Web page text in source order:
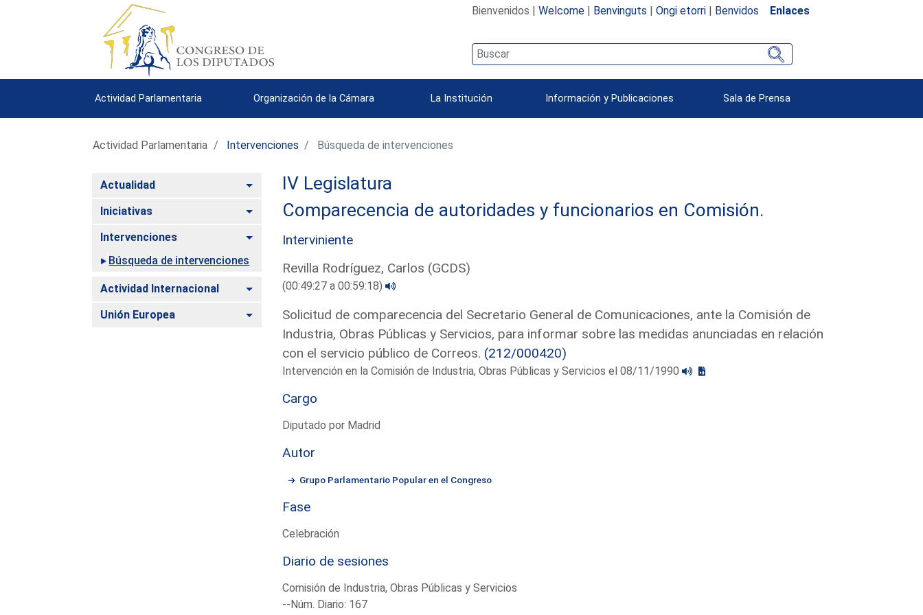
Bienvenidos | Welcome| Benvinguts | Ongi etorri| Benvidos Enlaces
Actividad Parlamentaria Organización de la Cámara La Institución Información y Publicaciones Sala de Prensa
Actividad Parlamentaria Intervenciones Búsqueda de intervenciones
Actualidad Alternar
Iniciativas Alternar
Intervenciones
Alternar
Búsqueda de intervenciones
Actividad Internacional Alternar
Unión Europea Alternar
IV Legislatura
Comparecencia de autoridades y funcionarios en Comisión.
Interviniente
Revilla Rodríguez, Carlos (GCDS)
(00:49:27 a 00:59:18)
Solicitud de comparecencia del Secretario General de Comunicaciones, ante la Comisión de
Industria, Obras Públicas y Servicios, para informar sobre las medidas anunciadas en relación
con el servicio público de Correos. (212/000420)
Intervención en la Comisión de Industria, Obras Públicas y Servicios el 08/11/1990
Cargo
Diputado por Madrid
Autor
Grupo Parlamentario Popular en el Congreso
Fase
Celebración
Diario de sesiones
Comisión de Industria, Obras Públicas y Servicios
--Núm. Diario: 167